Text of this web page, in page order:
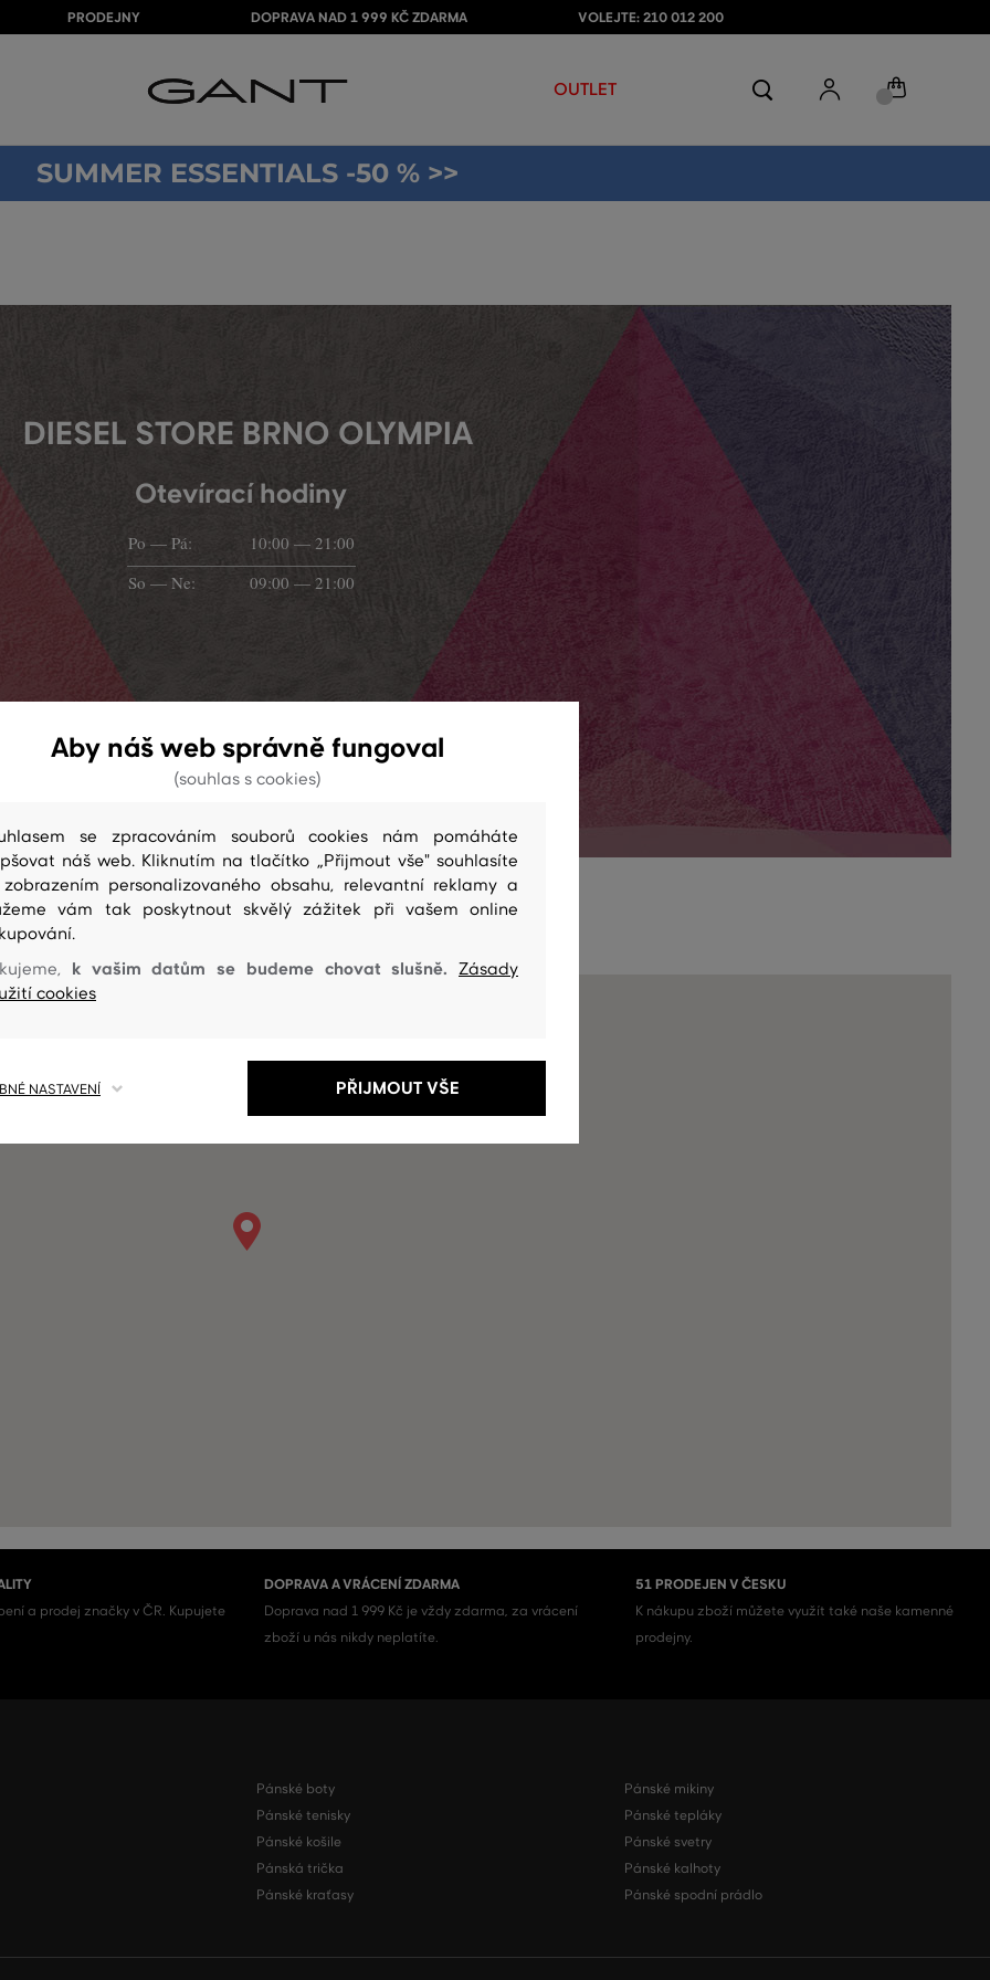
PRODEJNY DOPRAVA NAD 1 999 KČ ZDARMA VOLEJTE: 210 012 200
OUTLET
SUMMER ESSENTIALS -50 % >>
DIESEL STORE BRNO OLYMPIA
Otevírací hodiny
Po — Pá:
10:00 — 21:00
So — Ne:
09:00 — 21:00
Prodejna na mapě
a prodej značky v ČR. Kupujete
DOPRAVA A VRÁCENÍ ZDARMA
Doprava nad 1 999 Kč je vždy zdarma, za vrácení
zboží u nás nikdy neplatíte.
51 PRODEJEN V ČESKU
K nákupu zboží můžete využít také naše kamenné
prodejny.
Pánské boty
Pánské tenisky
Pánské košile
Pánská trička
Pánské kraťasy
Pánské mikiny
Pánské tepláky
Pánské svetry
Pánské kalhoty
Pánské spodní prádlo
Aby náš web správně fungoval
(souhlas s cookies)
se zpracováním souborů cookies nám pomáháte
náš web. Kliknutím na tlačítko „Přijmout vše" souhlasíte
personalizovaného obsahu, relevantní reklamy a
vám tak poskytnout skvělý zážitek při vašem online
k vašim datům se budeme chovat slušně. Zásady
cookies
NASTAVENÍ PŘIJMOUT VŠE